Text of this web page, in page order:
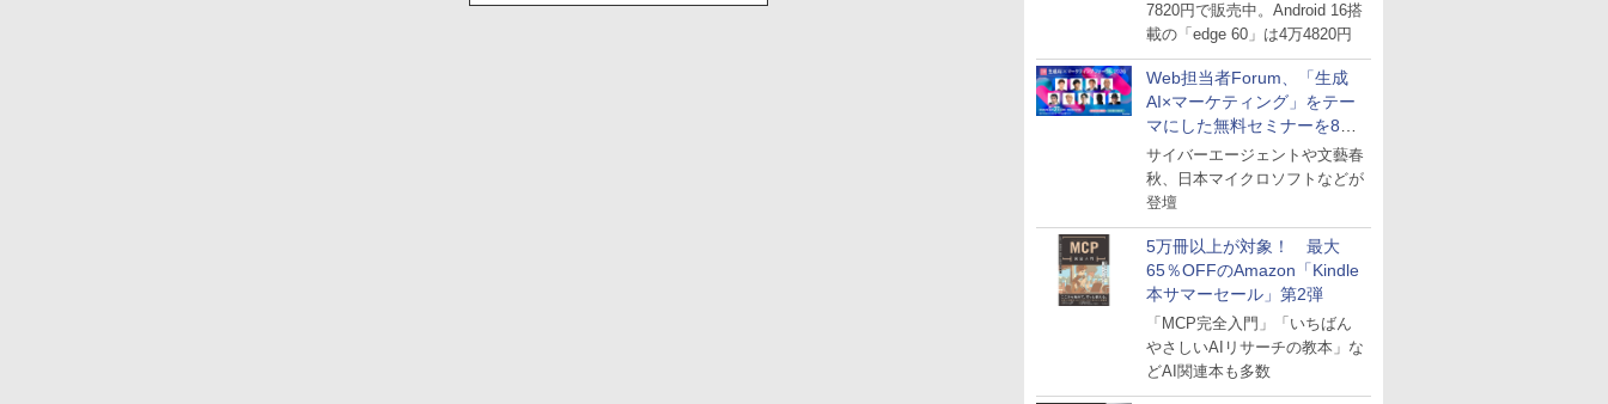
7820円で販売中。Android 16搭
載の「edge 60」は4万4820円
Web担当者Forum、「生成
AI×マーケティング」をテー
マにした無料セミナーを8月
27日にオンライン開催
サイバーエージェントや文藝春
秋、日本マイクロソフトなどが
登壇
5万冊以上が対象！ 最大
65％OFFのAmazon「Kindle
本サマーセール」第2弾
「MCP完全入門」「いちばん
やさしいAIリサーチの教本」な
どAI関連本も多数